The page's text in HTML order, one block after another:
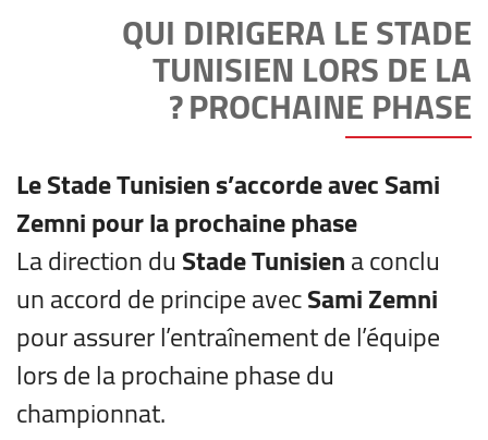
QUI DIRIGERA LE STADE
TUNISIEN LORS DE LA
PROCHAINE PHASE ?
Le Stade Tunisien s’accorde avec Sami
Zemni pour la prochaine phase
La direction duStade Tunisiena conclu
un accord de principe avecSami Zemni
pour assurer l’entraînement de l’équipe
lors de la prochaine phase du
championnat.